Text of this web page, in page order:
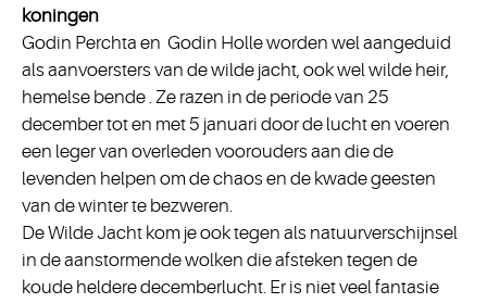
koningen
Godin Perchta en Godin Holle worden wel aangeduid
als aanvoersters van de wilde jacht, ook wel wilde heir,
hemelse bende . Ze razen in de periode van 25
december tot en met 5 januari door de lucht en voeren
een leger van overleden voorouders aan die de
levenden helpen om de chaos en de kwade geesten
van de winter te bezweren.
De Wilde Jacht kom je ook tegen als natuurverschijnsel
in de aanstormende wolken die afsteken tegen de
koude heldere decemberlucht. Er is niet veel fantasie